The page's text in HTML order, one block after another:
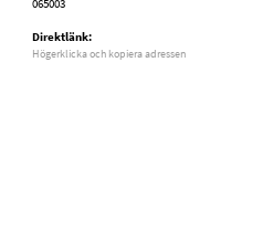
Direktlänk:
Högerklicka och kopiera adressen